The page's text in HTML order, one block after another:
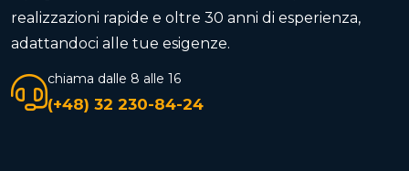
realizzazioni rapide e oltre 30 anni di esperienza,
adattandoci alle tue esigenze.
chiama dalle 8 alle 16
(+48) 32 230-84-24